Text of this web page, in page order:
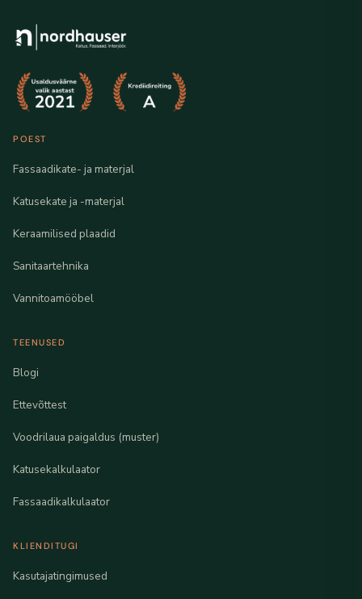
POEST
Fassaadikate- ja materjal
Katusekate ja -materjal
Keraamilised plaadid
Sanitaartehnika
Vannitoamööbel
TEENUSED
Blogi
Ettevõttest
Voodrilaua paigaldus (muster)
Katusekalkulaator
Fassaadikalkulaator
KLIENDITUGI
Kasutajatingimused